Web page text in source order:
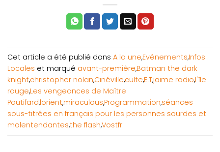
Cet article a été publié dans A la une,Evénements,Infos
Locales et marqué avant-première,Batman the dark
knight,christopher nolan,Cinéville,culte,E.T,jaime radio,l'île
rouge,Les vengeances de Maître
Poutifard,lorient,miraculous,Programmation,séances
sous-titrées en français pour les personnes sourdes et
malentendantes,the flash,Vostfr.